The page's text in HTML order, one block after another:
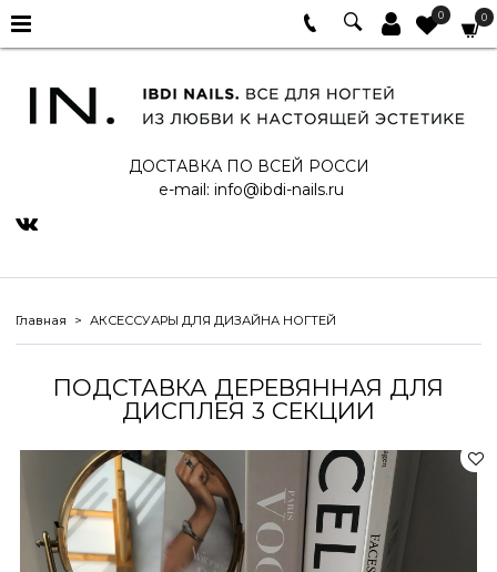
0 0
ДОСТАВКА ПО ВСЕЙ РОССИ
e-mail: info@ibdi-nails.ru
Главная АКСЕССУАРЫ ДЛЯ ДИЗАЙНА НОГТЕЙ
ПОДСТАВКА ДЕРЕВЯННАЯ ДЛЯ
ДИСПЛЕЯ 3 СЕКЦИИ